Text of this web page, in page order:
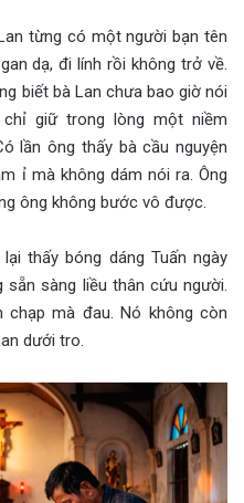
từng có một người bạn tên
dạ, đi lính rồi không trở về.
biết bà Lan chưa bao giờ nói
giữ trong lòng một niềm
lần ông thấy bà cầu nguyện
ỉ mà không dám nói ra. Ông
ông không bước vô được.
thấy bóng dáng Tuấn ngày
sẵn sàng liều thân cứu người.
chạp mà đau. Nó không còn
dưới tro.